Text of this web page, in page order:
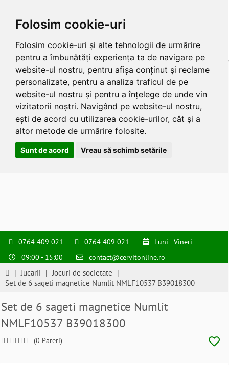
Folosim cookie-uri
Folosim cookie-uri și alte tehnologii de urmărire
pentru a îmbunătăți experiența ta de navigare pe
website-ul nostru, pentru afișa conținut și reclame
personalizate, pentru a analiza traficul de pe
website-ul nostru și pentru a înțelege de unde vin
vizitatorii noștri. Navigând pe website-ul nostru,
ești de acord cu utilizarea cookie-urilor, cât și a
altor metode de urmărire folosite.
Sunt de acord Vreau să schimb setările
0764 409 021 0764 409 021
Luni - Vineri
09:00 - 15:00
contact@cervitonline.ro
| Jucarii | Jocuri de societate |
Set de 6 sageti magnetice Numlit NMLF10537 B39018300
Set de 6 sageti magnetice Numlit
NMLF10537 B39018300
(0 Pareri)